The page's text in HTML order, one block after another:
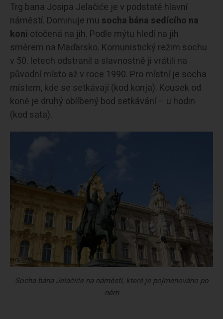
Trg bana Josipa Jelačiće je v podstatě hlavní
náměstí. Dominuje mu socha bána sedícího na
koni otočená na jih. Podle mýtu hledí na jih
směrem na Maďarsko. Komunistický režim sochu
v 50. letech odstranil a slavnostně ji vrátili na
původní místo až v roce 1990. Pro místní je socha
místem, kde se setkávají (kod konja). Kousek od
koně je druhý oblíbený bod setkávání – u hodin
(kod sata).
Socha bána Jelačiće na náměstí, které je pojmenováno po
něm